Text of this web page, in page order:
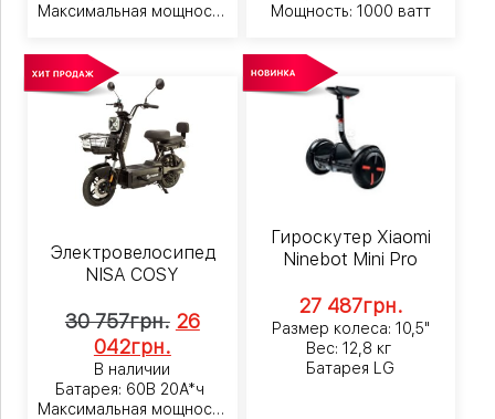
Максимальная мощность
Мощность: 1000 ватт
Электровелосипед
NISA COSY
30 757грн. 26
042грн.
В наличии
Батарея: 60В 20А*ч
Максимальная мощность
Гироскутер Xiaomi
Ninebot Mini Pro
27 487грн.
Размер колеса: 10,5"
Вес: 12,8 кг
Батарея LG